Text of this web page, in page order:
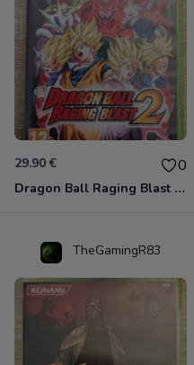
29.90 € 0
Dragon Ball Raging Blast 2 Xbox 360
TheGamingR83